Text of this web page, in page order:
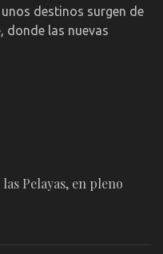
destinos surgen de
donde las nuevas
Pelayas, en pleno